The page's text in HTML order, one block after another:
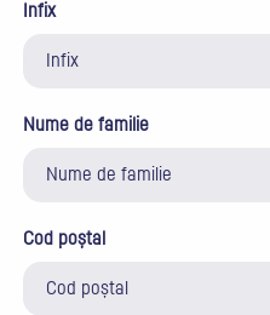
Infix
Nume de familie
Cod poștal